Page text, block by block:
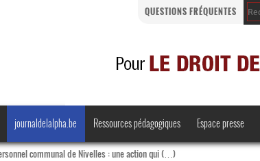
QUESTIONS FRÉQUENTES
journaldelalpha.be Ressources pédagogiques Espace presse
communal de Nivelles : une action qui (…)